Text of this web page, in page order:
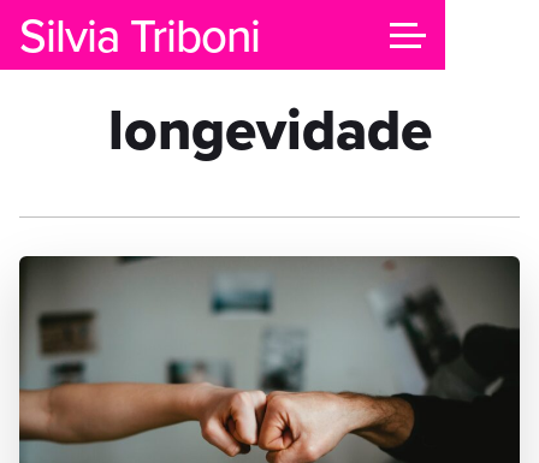
Silvia Triboni
longevidade